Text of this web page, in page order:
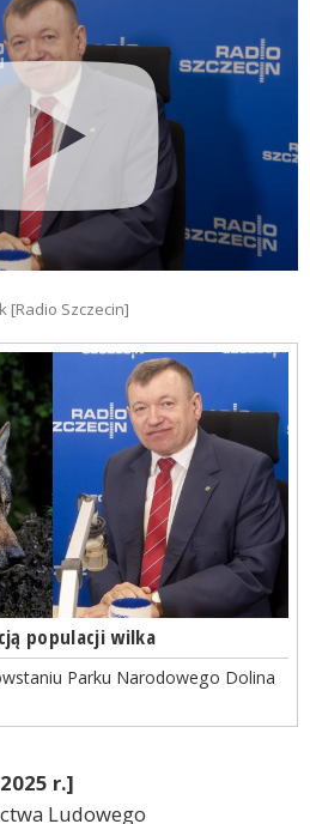
[Radio Szczecin]
populacji wilka
Parku Narodowego Dolina
r.]
Ludowego